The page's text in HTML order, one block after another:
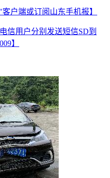
户端或订阅山东手机报】
信用户分别发送短信SD到
】